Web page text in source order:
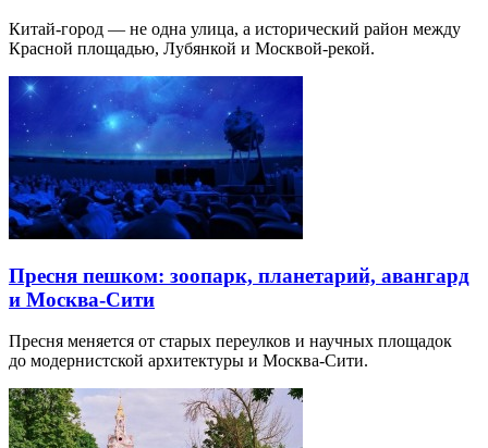
Китай-город — не одна улица, а исторический район между
Красной площадью, Лубянкой и Москвой-рекой.
Пресня пешком: зоопарк, планетарий, авангард
и Москва-Сити
Пресня меняется от старых переулков и научных площадок
до модернистской архитектуры и Москва-Сити.